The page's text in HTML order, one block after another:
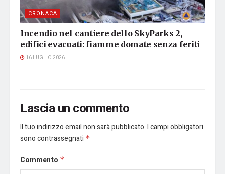
CRONACA
Incendio nel cantiere dello SkyParks 2,
edifici evacuati: fiamme domate senza feriti
16 LUGLIO 2026
Lascia un commento
Il tuo indirizzo email non sarà pubblicato.I campi obbligatori
sono contrassegnati *
Commento *